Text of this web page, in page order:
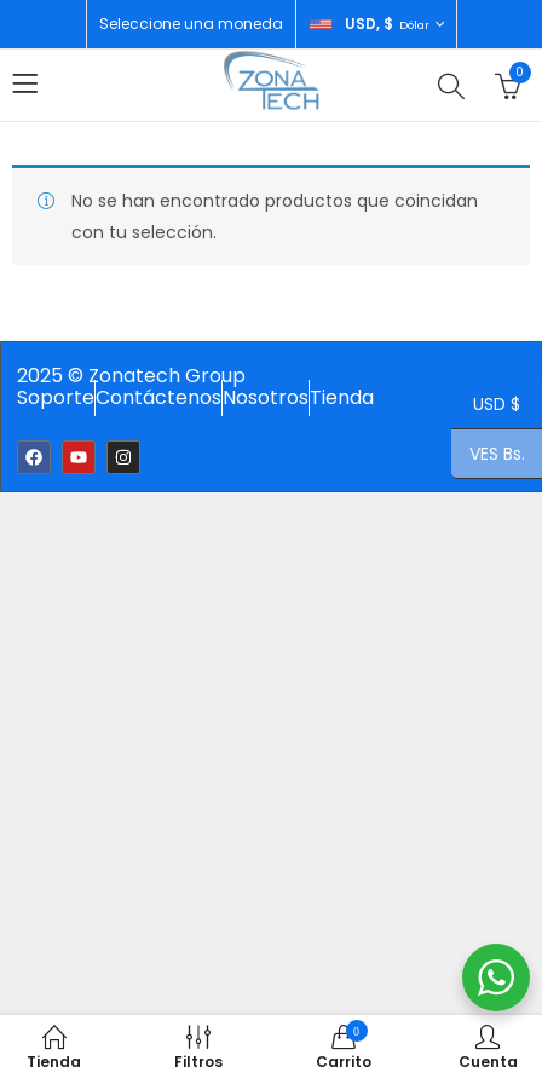
Seleccione una moneda USD, $ Dólar
0
No se han encontrado productos que coincidan
con tu selección.
2025 © Zonatech Group
SoporteContáctenosNosotrosTienda
Tienda Filtros
0
Carrito Cuenta
USD $
VES Bs.